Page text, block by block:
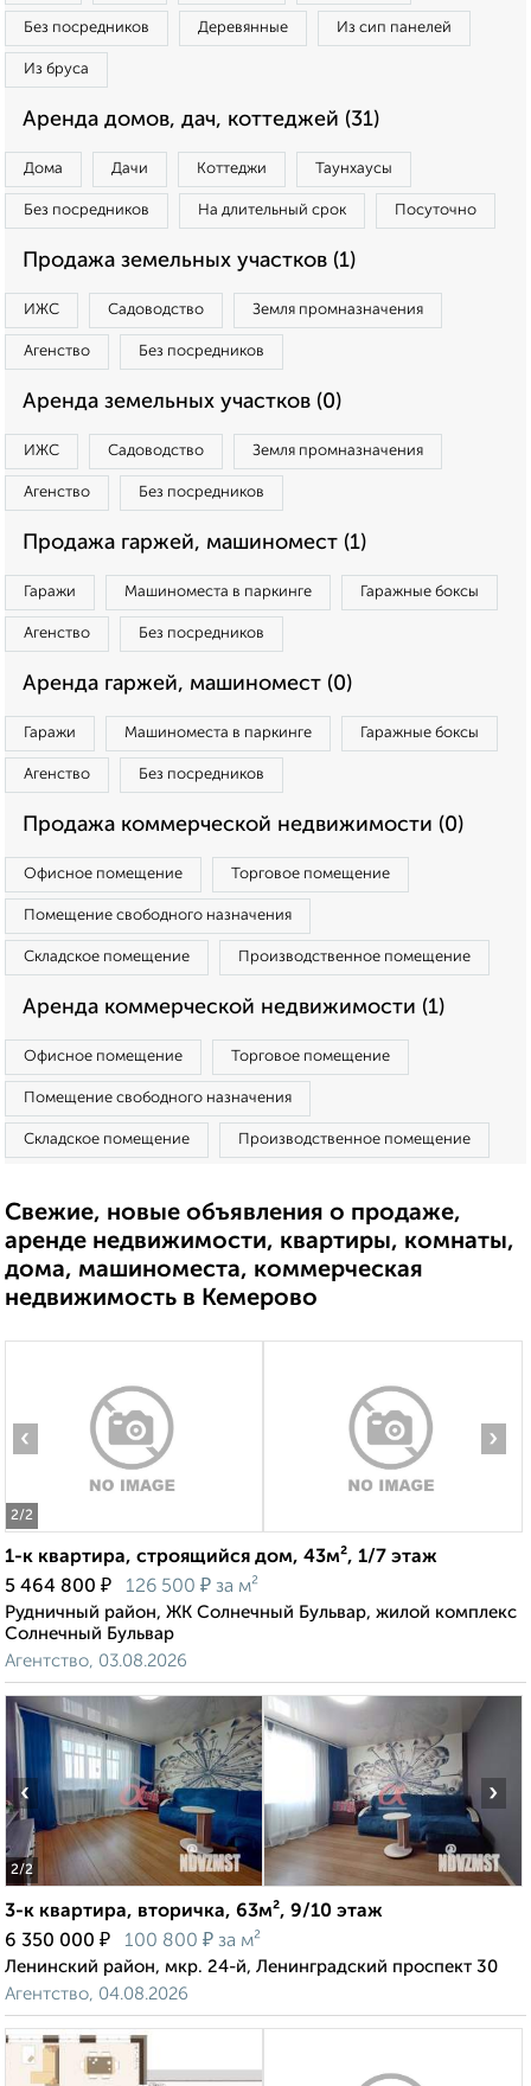
Без посредников Деревянные Из сип панелей
Из бруса
Аренда домов, дач, коттеджей (31)
Дома Дачи Коттеджи Таунхаусы
Без посредников На длительный срок Посуточно
Продажа земельных участков (1)
ИЖС Садоводство Земля промназначения
Агенство Без посредников
Аренда земельных участков (0)
ИЖС Садоводство Земля промназначения
Агенство Без посредников
Продажа гаржей, машиномест (1)
Гаражи Машиноместа в паркинге Гаражные боксы
Агенство Без посредников
Аренда гаржей, машиномест (0)
Гаражи Машиноместа в паркинге Гаражные боксы
Агенство Без посредников
Продажа коммерческой недвижимости (0)
Офисное помещение Торговое помещение
Помещение свободного назначения
Складское помещение Производственное помещение
Аренда коммерческой недвижимости (1)
Офисное помещение Торговое помещение
Помещение свободного назначения
Складское помещение Производственное помещение
Свежие, новые объявления о продаже,
аренде недвижимости, квартиры, комнаты,
дома, машиноместа, коммерческая
недвижимость в Кемерово
2/2
‹ ›
1-к квартира, строящийся дом, 43м², 1/7 этаж
5 464 800 ₽ 126 500 ₽ за м²
Рудничный район, ЖК Солнечный Бульвар, жилой комплекс
Солнечный Бульвар
Агентство, 03.08.2026
2/2
‹ ›
3-к квартира, вторичка, 63м², 9/10 этаж
6 350 000 ₽ 100 800 ₽ за м²
Ленинский район, мкр. 24-й, Ленинградский проспект 30
Агентство, 04.08.2026